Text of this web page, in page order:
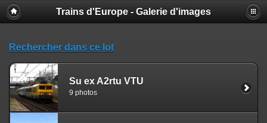
Trains d'Europe - Galerie d'images
Rechercher dans ce lot
Su ex A2rtu VTU
9 photos